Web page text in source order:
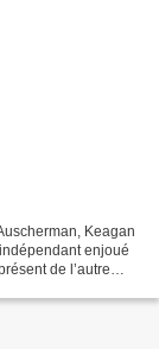
Keagan
enjoué
de l’autre